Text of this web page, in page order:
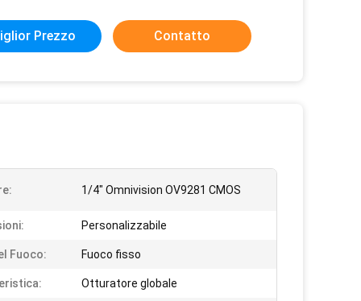
Prezzo Contatto
1/4" Omnivision OV9281 CMOS
Personalizzabile
Fuoco: Fuoco fisso
Otturatore globale